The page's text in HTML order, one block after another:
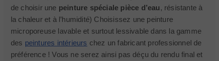
de choisir une peinture spéciale pièce d’eau, résistante à
la chaleur et à l’humidité) Choisissez une peinture
microporeuse lavable et surtout lessivable dans la gamme
des peintures intérieurs chez un fabricant professionnel de
préférence ! Vous ne serez ainsi pas déçu du rendu final et